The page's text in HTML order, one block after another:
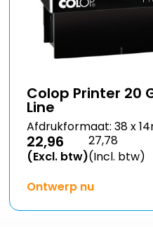
Colop Printer 20
Line
Afdrukformaat: 38 x
22,96
(Excl. btw)
27,78
(Incl. btw)
Ontwerp nu